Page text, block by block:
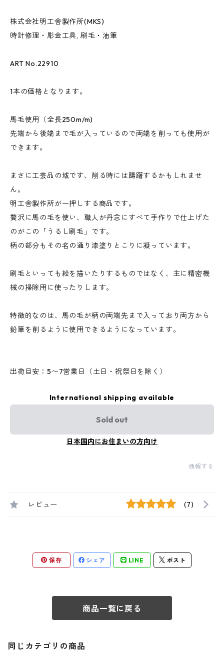
株式会社明工舎製作所(MKS)
時計修理・彫金工具, 刷毛・油筆
ART No.22910
1本の価格となります。
馬毛使用（全長250m/m)
先端から後端まで毛が入っているので両端を削っても使用が
できます。
まさに工芸品の域です、削る時には躊躇するかもしれませ
ん。
明工舎製作所が一押しする商品です。
贅沢に馬の毛を使い、職人が丹念にすべて手作りで仕上げた
のがこの「うるし刷毛」です。
柄の部分もその名の通り漆塗りとこりに凝っています。
刷毛といっても絵を描いたりするものではなく、主に精密機
械の掃除用に使ったりします。
特徴的なのは、馬の毛が柄の両端先まで入っており両方から
鉛筆を削るように使用できるようになっています。
出荷目安：5〜7営業日（土日・祝祭日を除く）
International shipping available
Sold out
日本国内にお住まいの方向け
通報する
レビュー (7)
保存 シェア LINE ポスト
商品一覧に戻る
同じカテゴリの商品